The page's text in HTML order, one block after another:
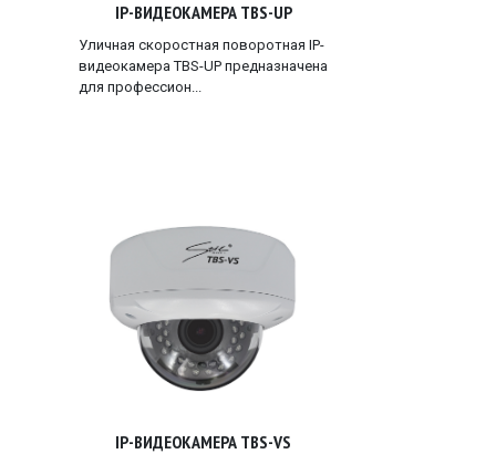
IP-ВИДЕОКАМЕРА TBS-UP
Уличная скоростная поворотная IP-
видеокамера TBS-UP предназначена
для профессион...
IP-ВИДЕОКАМЕРА TBS-VS